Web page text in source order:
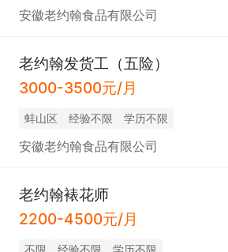
安徽老约翰食品有限公司
老约翰发货工（五险）
3000-3500元/月
蚌山区 经验不限 学历不限
安徽老约翰食品有限公司
老约翰裱花师
2200-4500元/月
不限 经验不限 学历不限